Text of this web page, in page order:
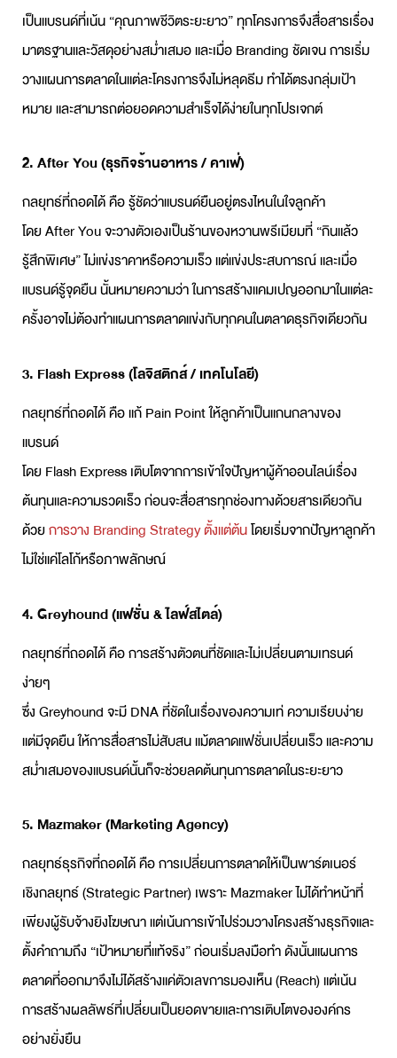
เป็นแบรนด์ที่เน้น “คุณภาพชีวิตระยะยาว” ทุกโครงการจึงสื่อสารเรื่อง
มาตรฐานและวัสดุอย่างสม่ำเสมอ และเมื่อ Branding ชัดเจน การเริ่ม
วางแผนการตลาดในแต่ละโครงการจึงไม่หลุดธีม ทำได้ตรงกลุ่มเป้า
หมาย และสามารถต่อยอดความสำเร็จได้ง่ายในทุกโปรเจกต์
2. After You (ธุรกิจร้านอาหาร / คาเฟ่)
กลยุทธ์ที่ถอดได้ คือ รู้ชัดว่าแบรนด์ยืนอยู่ตรงไหนในใจลูกค้า
โดย After You จะวางตัวเองเป็นร้านของหวานพรีเมียมที่ “กินแล้ว
รู้สึกพิเศษ” ไม่แข่งราคาหรือความเร็ว แต่แข่งประสบการณ์ และเมื่อ
แบรนด์รู้จุดยืน นั้นหมายความว่า ในการสร้างแคมเปญออกมาในแต่ละ
ครั้งอาจไม่ต้องทำแผนการตลาดแข่งกับทุกคนในตลาดธุรกิจเดียวกัน
3. Flash Express (โลจิสติกส์ / เทคโนโลยี)
กลยุทธ์ที่ถอดได้ คือ แก้ Pain Point ให้ลูกค้าเป็นแกนกลางของ
แบรนด์
โดย Flash Express เติบโตจากการเข้าใจปัญหาผู้ค้าออนไลน์เรื่อง
ต้นทุนและความรวดเร็ว ก่อนจะสื่อสารทุกช่องทางด้วยสารเดียวกัน
ด้วยการวาง Branding Strategy ตั้งแต่ต้นโดยเริ่มจากปัญหาลูกค้า
ไม่ใช่แค่โลโก้หรือภาพลักษณ์
4. Greyhound (แฟชั่น & ไลฟ์สไตล์)
กลยุทธ์ที่ถอดได้ คือ การสร้างตัวตนที่ชัดและไม่เปลี่ยนตามเทรนด์
ง่ายๆ
ซึ่ง Greyhound จะมี DNA ที่ชัดในเรื่องของความเท่ ความเรียบง่าย
แต่มีจุดยืน ให้การสื่อสารไม่สับสน แม้ตลาดแฟชั่นเปลี่ยนเร็ว และความ
สม่ำเสมอของแบรนด์นั้นก็จะช่วยลดต้นทุนการตลาดในระยะยาว
5. Mazmaker (Marketing Agency)
กลยุทธ์ธุรกิจที่ถอดได้ คือ การเปลี่ยนการตลาดให้เป็นพาร์ตเนอร์
เชิงกลยุทธ์ (Strategic Partner) เพราะ Mazmaker ไม่ได้ทำหน้าที่
เพียงผู้รับจ้างยิงโฆษณา แต่เน้นการเข้าไปร่วมวางโครงสร้างธุรกิจและ
ตั้งคำถามถึง “เป้าหมายที่แท้จริง” ก่อนเริ่มลงมือทำ ดังนั้นแผนการ
ตลาดที่ออกมาจึงไม่ได้สร้างแค่ตัวเลขการมองเห็น (Reach) แต่เน้น
การสร้างผลลัพธ์ที่เปลี่ยนเป็นยอดขายและการเติบโตขององค์กร
อย่างยั่งยืน